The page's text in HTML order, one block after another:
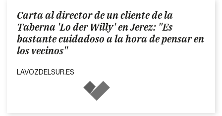
Carta al director de un cliente de la
Taberna 'Lo der Willy' en Jerez: "Es
bastante cuidadoso a la hora de pensar en
los vecinos"
LAVOZDELSUR.ES